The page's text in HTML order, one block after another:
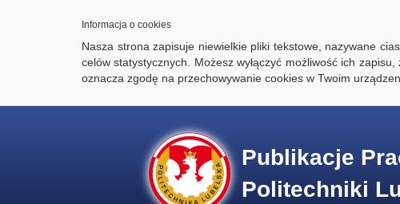
Informacja o cookies
Nasza strona zapisuje niewielkie pliki tekstowe, nazywane
celów statystycznych. Możesz wyłączyć możliwość ich
oznacza zgodę na przechowywanie cookies w Twoim
Publikacje
Politechniki